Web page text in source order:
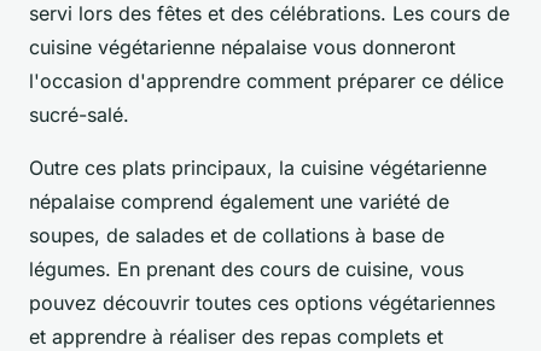
servi lors des fêtes et des célébrations. Les cours de
cuisine végétarienne népalaise vous donneront
l'occasion d'apprendre comment préparer ce délice
sucré-salé.
Outre ces plats principaux, la cuisine végétarienne
népalaise comprend également une variété de
soupes, de salades et de collations à base de
légumes. En prenant des cours de cuisine, vous
pouvez découvrir toutes ces options végétariennes
et apprendre à réaliser des repas complets et